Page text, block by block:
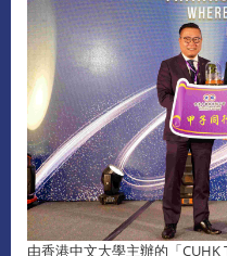
由香港中文大學主辦的「